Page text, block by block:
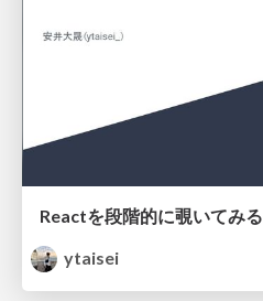
Reactを段階的に覗いてみる
ytaisei